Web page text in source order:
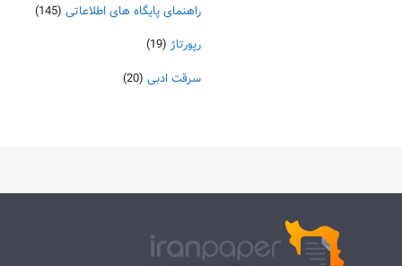
راهنمای پایگاه های اطلاعاتی (145)
رپورتاژ (19)
سرقت ادبی (20)